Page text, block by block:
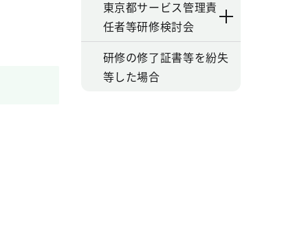
東京都サービス管理責
任者等研修検討会
研修の修了証書等を紛失
等した場合